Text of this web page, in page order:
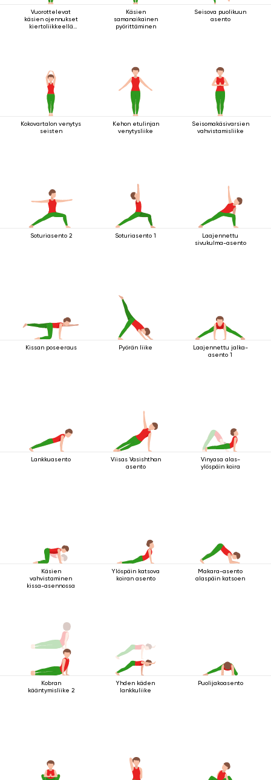
Vuorottelevat
käsien ojennukset
kiertoliikkeellä
Käsien
samanaikainen
pyörittäminen
Seisova puolikuun
asento
Kokovartalon venytys
seisten
Kehon etulinjan
venytysliike
Seisomakäsivarsien
vahvistamisliike
Soturiasento 2 Soturiasento 1
Laajennettu
sivukulma-asento
Kissan poseeraus Pyörän liike
Laajennettu jalka-
asento 1
Lankkuasento
Viisas Vasishthan
asento
Vinyasa alas-
ylöspäin koira
Käsien
vahvistaminen
kissa-asennossa
Ylöspäin katsova
koiran asento
Makara-asento
alaspäin katsoen
Kobran
kääntymisliike 2
Yhden käden
lankkuliike
Puolijakoasento